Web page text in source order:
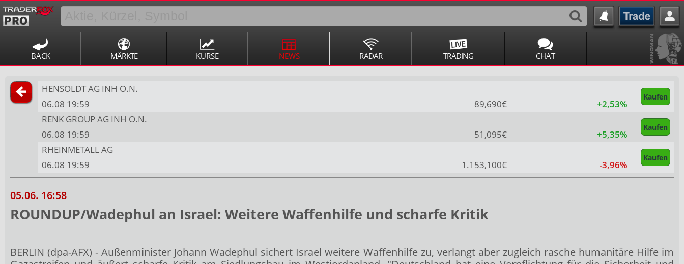
BACK MÄRKTE KURSE NEWS RADAR TRADING CHAT
HENSOLDT AG INH O.N.
Kaufen
06.08 19:59 89,690€
+2,53%
RENK GROUP AG INH O.N.
Kaufen
06.08 19:59 51,095€
+5,35%
RHEINMETALL AG
Kaufen
06.08 19:59 1.153,100€ -3,96%
05.06. 16:58
ROUNDUP/Wadephul an Israel: Weitere Waffenhilfe und scharfe Kritik
BERLIN (dpa-AFX) - Außenminister Johann Wadephul sichert Israel weitere Waffenhilfe zu, verlangt aber zugleich rasche humanitäre Hilfe im